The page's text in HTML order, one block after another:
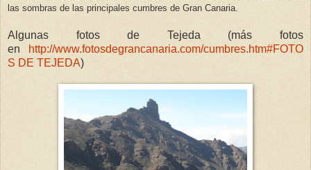
las sombras de las principales cumbres de Gran Canaria.
Algunas fotos de Tejeda (más fotos
en
http://www.fotosdegrancanaria.com/cumbres.htm#FOTO
S DE TEJEDA)